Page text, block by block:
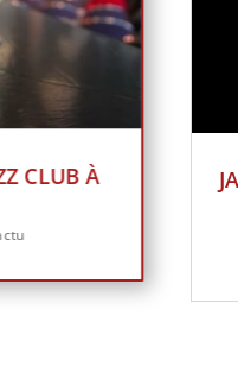
CLUB À